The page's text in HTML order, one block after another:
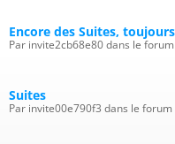
Encore des Suites,
Par invite2cb68e80 dans le
Suites
Par invite00e790f3 dans le